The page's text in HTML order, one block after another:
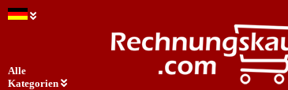
Alle
Kategorien